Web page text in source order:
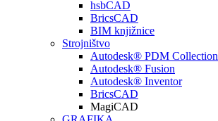
hsbCAD
BricsCAD
BIM knjižnice
Strojništvo
Autodesk® PDM Collection
Autodesk® Fusion
Autodesk® Inventor
BricsCAD
MagiCAD